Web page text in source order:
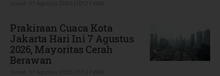
Prakiraan Cuaca Kota
Jakarta Hari Ini 7 Agustus
2026, Mayoritas Cerah
Berawan